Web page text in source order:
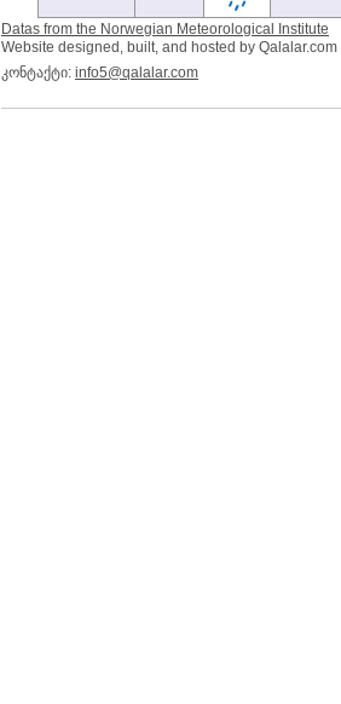
Datas from the Norwegian Meteorological Institute
Website designed, built, and hosted by Qalalar.com
კონტაქტი: info5@qalalar.com